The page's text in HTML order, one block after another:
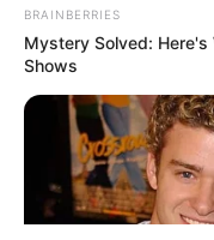
© 2025
BRAINBERRIES
Mystery Solved:
Shows